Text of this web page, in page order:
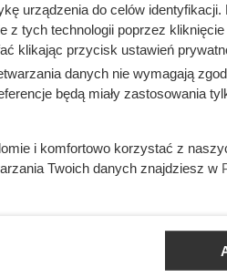
soli i pieprzu.
Nie mieszaj.
i pozostaw, aż ryż wchłonie
urządzenia do celów identyfikacji.
tych technologii poprzez kliknięcie
klikając przycisk ustawień
danych nie wymagają
będą miały zastosowania
i komfortowo korzystać z
Twoich danych znajdziesz w